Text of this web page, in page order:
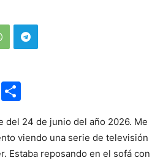
Email
del 24 de junio del año 2026. Me
viendo una serie de televisión
Estaba reposando en el sofá con